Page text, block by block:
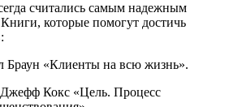
считались самым надежным
которые помогут достичь
Браун «Клиенты на всю жизнь».
Джефф Кокс «Цель. Процесс